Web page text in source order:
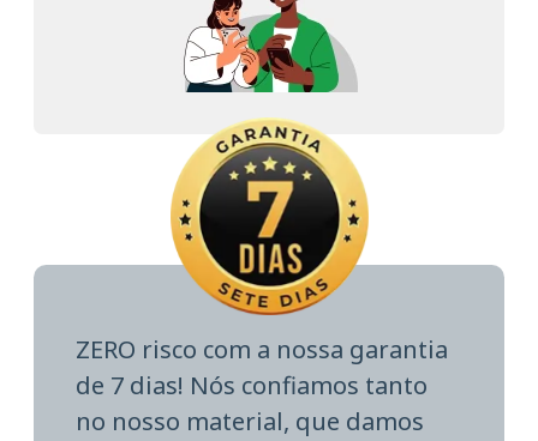
ZERO risco com a nossa garantia
de 7 dias! Nós confiamos tanto
no nosso material, que damos